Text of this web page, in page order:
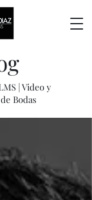
| Video y
Bodas